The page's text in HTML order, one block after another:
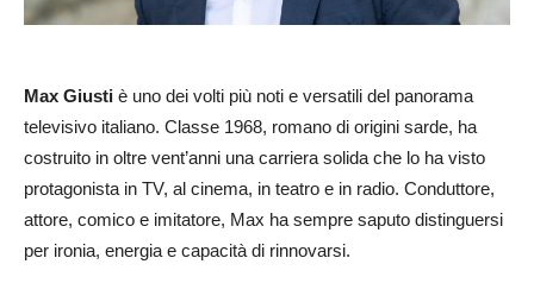
Max Giusti è uno dei volti più noti e versatili del panorama
televisivo italiano. Classe 1968, romano di origini sarde, ha
costruito in oltre vent’anni una carriera solida che lo ha visto
protagonista in TV, al cinema, in teatro e in radio. Conduttore,
attore, comico e imitatore, Max ha sempre saputo distinguersi
per ironia, energia e capacità di rinnovarsi.